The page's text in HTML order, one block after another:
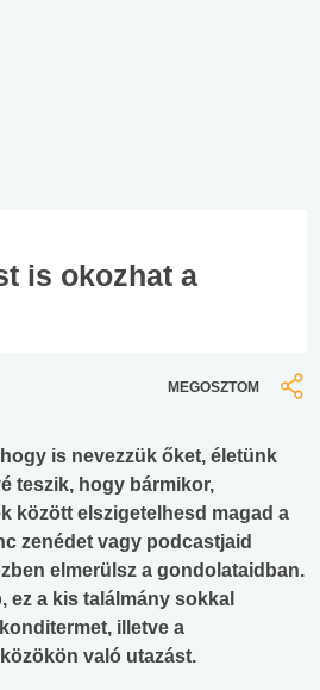
is okozhat a
MEGOSZTOM
is nevezzük őket, életünk
teszik, hogy bármikor,
között elszigetelhesd magad a
zenédet vagy podcastjaid
elmerülsz a gondolataidban.
ez a kis találmány sokkal
illetve a
való utazást.